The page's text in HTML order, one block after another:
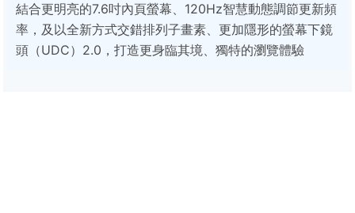
結合更明亮的7.6吋內頁螢幕、120Hz智慧動態調節更新頻
率，及以全新方式交錯排列子畫素、更加隱形的螢幕下鏡
頭（UDC）2.0，打造更身臨其境、獨特的瀏覽體驗